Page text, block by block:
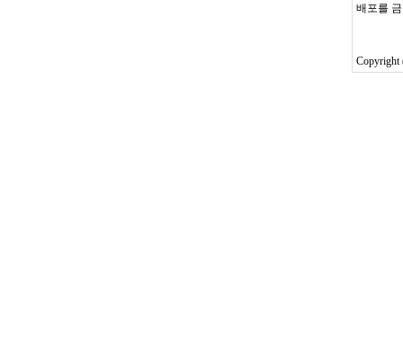
배포를
Copyright